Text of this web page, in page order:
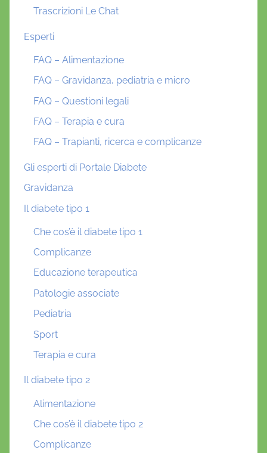
Trascrizioni Le Chat
Esperti
FAQ – Alimentazione
FAQ – Gravidanza, pediatria e micro
FAQ – Questioni legali
FAQ – Terapia e cura
FAQ – Trapianti, ricerca e complicanze
Gli esperti di Portale Diabete
Gravidanza
Il diabete tipo 1
Che cos’è il diabete tipo 1
Complicanze
Educazione terapeutica
Patologie associate
Pediatria
Sport
Terapia e cura
Il diabete tipo 2
Alimentazione
Che cos’è il diabete tipo 2
Complicanze